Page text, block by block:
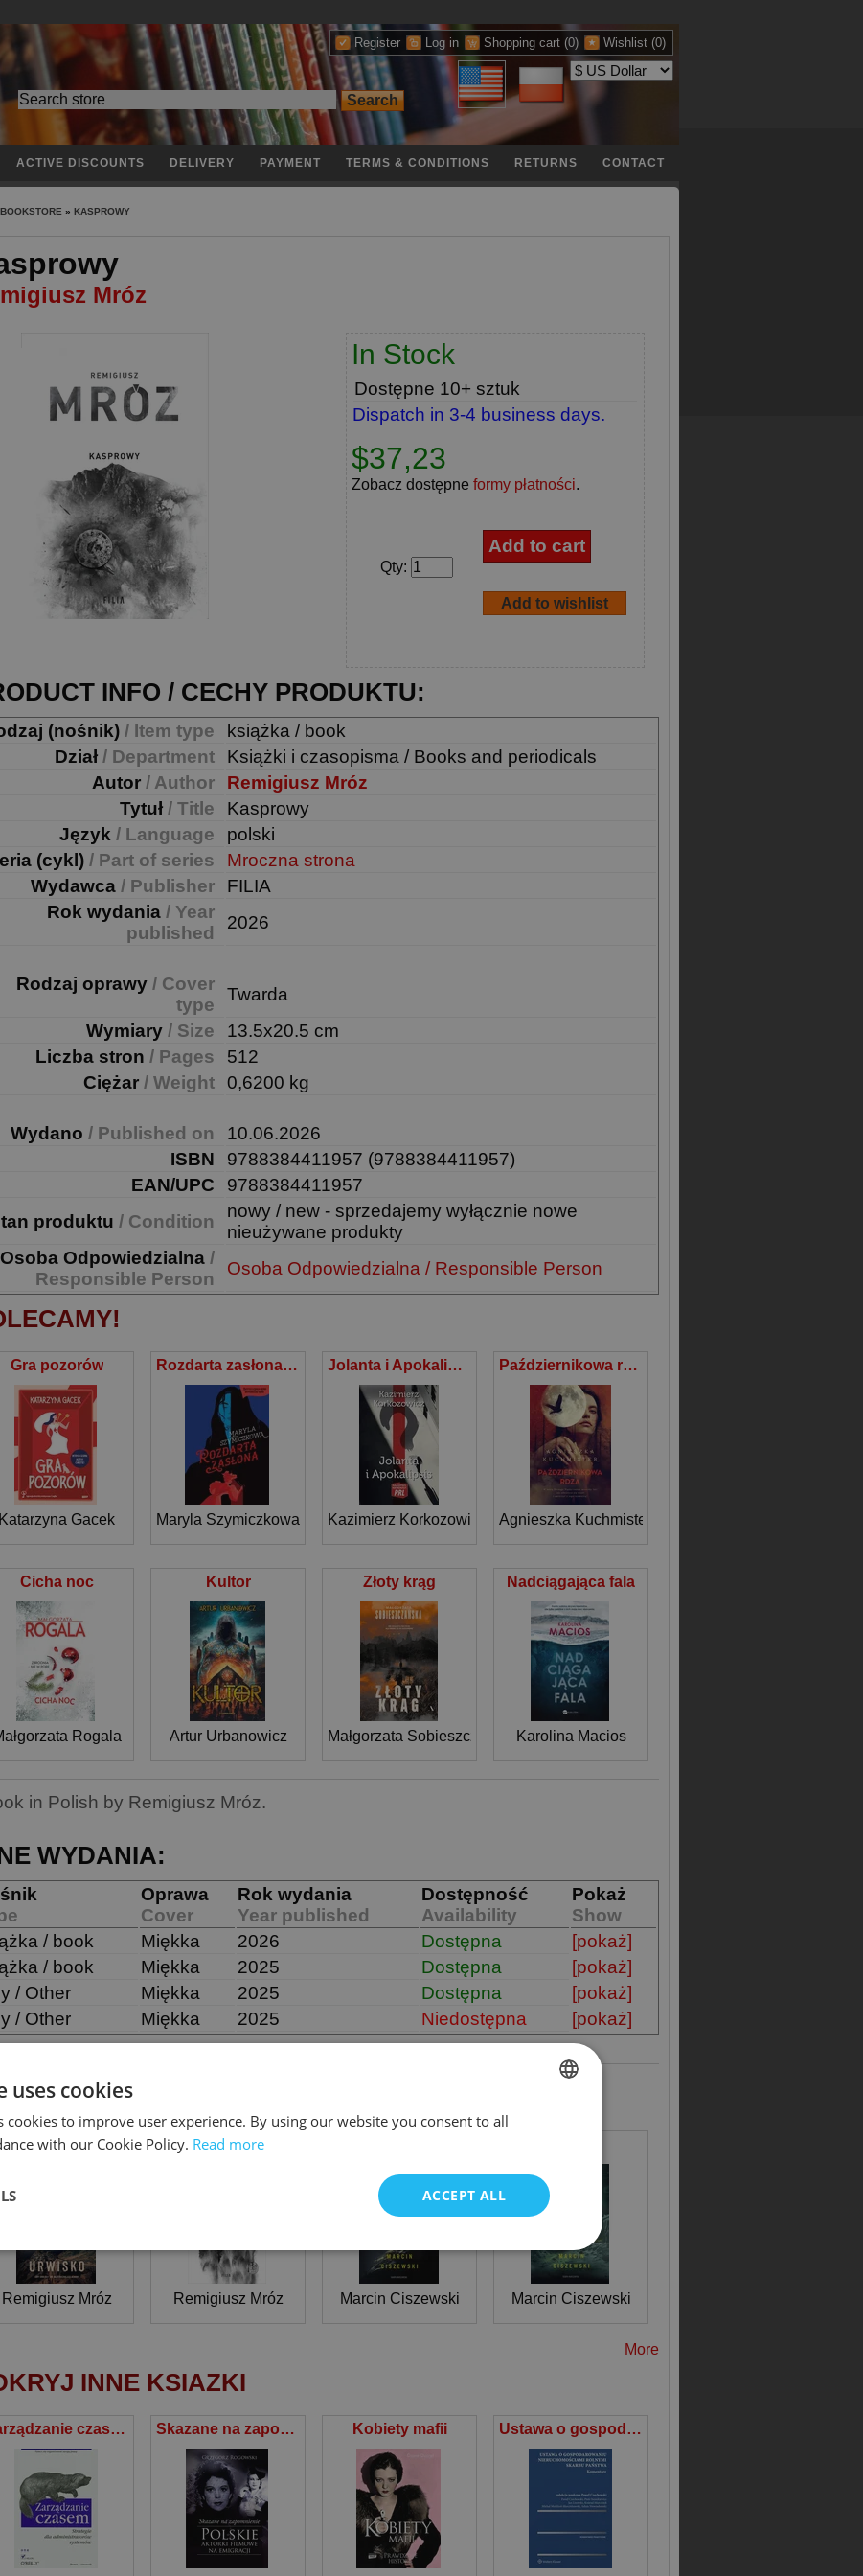
Register Log in Shopping cart (0) Wishlist (0)
ACTIVE DISCOUNTS DELIVERY PAYMENT TERMS & CONDITIONS RETURNS CONTACT
» KASPROWY
Mróz
In Stock
Dostępne 10+ sztuk
Dispatch in 3-4 business days.
$37,23
Zobacz dostępne formy płatności.
Qty:
INFO / CECHY PRODUKTU:
(nośnik) / Item type
książka / book
Dział / Department
Książki i czasopisma / Books and periodicals
Autor / Author
Remigiusz Mróz
Tytuł / Title
Kasprowy
Język / Language
polski
(cykl) / Part of series
Mroczna strona
Wydawca / Publisher
FILIA
Rok wydania / Year
published
2026
Rodzaj oprawy / Cover
type
Twarda
Wymiary / Size
13.5x20.5 cm
Liczba stron / Pages
512
Ciężar / Weight 0,6200 kg
Wydano / Published on
10.06.2026
ISBN
9788384411957 (9788384411957)
EAN/UPC
9788384411957
produktu / Condition
nowy / new - sprzedajemy wyłącznie nowe
nieużywane produkty
Osoba Odpowiedzialna /
Responsible Person
Osoba Odpowiedzialna / Responsible Person
Gra pozorów
Katarzyna Gacek
Rozdarta zasłona [wyd. 2025]
Maryla Szymiczkowa Piotr Tarczyński,Jacek Dehnel
Jolanta i Apokalipsis
Kazimierz Korkozowicz
Październikowa rdza
Agnieszka Kuchmister
Cicha noc
Rogala
Kultor
Artur Urbanowicz
Złoty krąg
Małgorzata Sobieszczańska
Nadciągająca fala
Karolina Macios
in Polish by Remigiusz Mróz.
WYDANIA:
Oprawa
Cover
Rok wydania
Year published
Dostępność
Availability
Pokaż
Show
/ book
Miękka 2026 Dostępna
[pokaż]
/ book
Miękka 2025 Dostępna
[pokaż]
/ Other
Miękka 2025 Dostępna
[pokaż]
/ Other
Miękka 2025 Niedostępna [pokaż]
BOOKS
Urwisko
Remigiusz Mróz
Przewieszenie
Remigiusz Mróz Marcin Ciszewski Marcin Ciszewski
More
INNE KSIAZKI
Zarządzanie czasem Strategie dla administratorów systemów Skazane na zapomnienie Polskie aktorki filmowe na emigracji Kobiety mafii Ustawa o gospodarowaniu nieruchomościami rolnymi Skarbu Państwa Komentarz
uses cookies
cookies to improve user experience. By using our website you consent to all
with our Cookie Policy. Read more
ACCEPT ALL